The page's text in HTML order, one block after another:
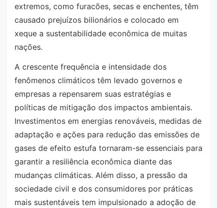
extremos, como furacões, secas e enchentes, têm
causado prejuízos bilionários e colocado em
xeque a sustentabilidade econômica de muitas
nações.
A crescente frequência e intensidade dos
fenômenos climáticos têm levado governos e
empresas a repensarem suas estratégias e
políticas de mitigação dos impactos ambientais.
Investimentos em energias renováveis, medidas de
adaptação e ações para redução das emissões de
gases de efeito estufa tornaram-se essenciais para
garantir a resiliência econômica diante das
mudanças climáticas. Além disso, a pressão da
sociedade civil e dos consumidores por práticas
mais sustentáveis tem impulsionado a adoção de